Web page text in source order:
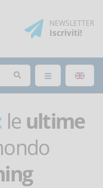
NEWSLETTER
Iscriviti!
le ultime